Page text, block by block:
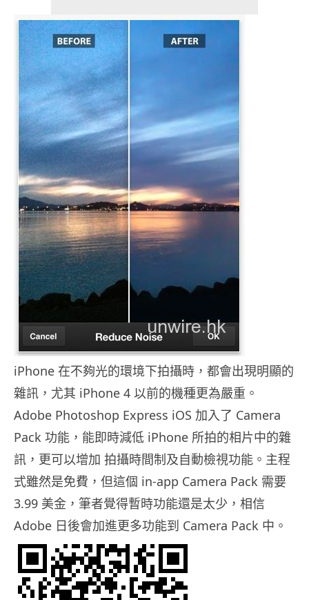
iPhone 在不夠光的環境下拍攝時，都會出現明顯的
雜訊，尤其 iPhone 4 以前的機種更為嚴重。
Adobe Photoshop Express iOS 加入了 Camera
Pack 功能，能即時減低 iPhone 所拍的相片中的雜
訊，更可以增加 拍攝時間制及自動檢視功能。主程
式雖然是免費，但這個 in-app Camera Pack 需要
3.99 美金，筆者覺得暫時功能還是太少，相信
Adobe 日後會加進更多功能到 Camera Pack 中。